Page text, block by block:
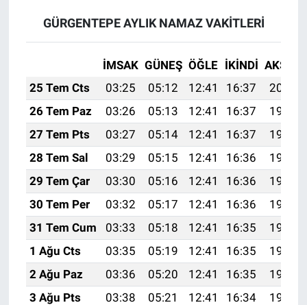
GÜRGENTEPE AYLIK NAMAZ VAKITLERI
İMSAK GÜNEŞ ÖĞLE İKINDI AKŞAM
25 Tem Cts
03:25 05:12 12:41 16:37
20:00
26 Tem Paz
03:26 05:13 12:41 16:37
19:59
27 Tem Pts
03:27 05:14 12:41 16:37
19:58
28 Tem Sal
03:29 05:15 12:41 16:36
19:57
29 Tem Çar
03:30 05:16 12:41 16:36
19:56
30 Tem Per
03:32 05:17 12:41 16:36
19:55
31 Tem Cum
03:33 05:18 12:41 16:35
19:54
1 Ağu Cts
03:35 05:19 12:41 16:35
19:53
2 Ağu Paz
03:36 05:20 12:41 16:35
19:52
3 Ağu Pts
03:38 05:21 12:41 16:34
19:51